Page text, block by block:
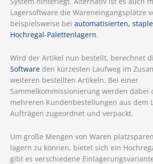
Lagersoftware die Wareneingangsplätze
beispielsweise bei automatisierten,
Hochregal-Palettenlagern.
Wird der Artikel nun bestellt, berechnet
Software den kürzesten Laufweg im
weiteren bestellten Artikeln. Bei einer
Sammelkommissionierung werden dabei
mehreren Kundenbestellungen aus dem
Aufträgen zugeordnet und verpackt.
Um große Mengen von Waren
lagern zu können, bietet sich ein
gibt es verschiedene